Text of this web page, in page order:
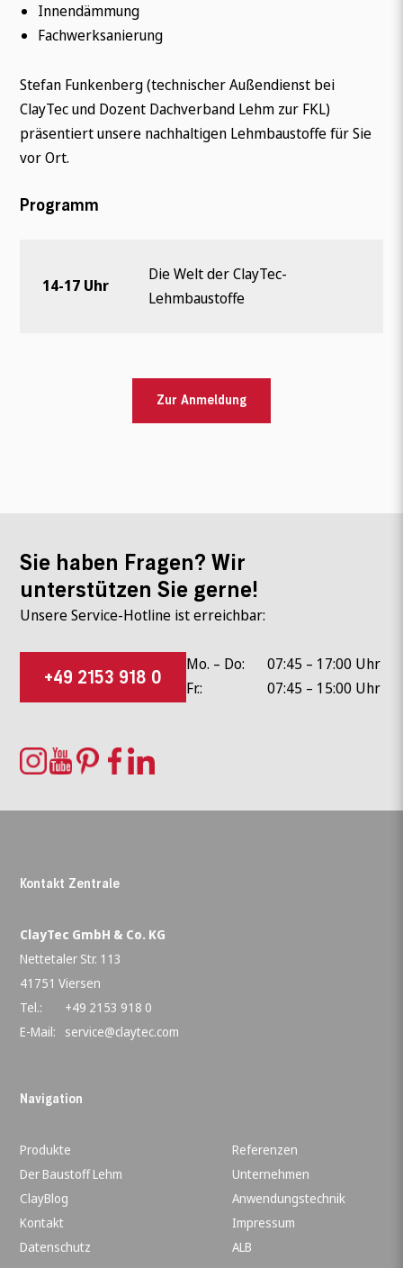
Innendämmung
Fachwerksanierung
Stefan Funkenberg (technischer Außendienst bei
ClayTec und Dozent Dachverband Lehm zur FKL)
präsentiert unsere nachhaltigen Lehmbaustoffe für Sie
vor Ort.
Programm
14-17 Uhr
Die Welt der ClayTec-
Lehmbaustoffe
Zur Anmeldung
Sie haben Fragen? Wir
unterstützen Sie gerne!
Unsere Service-Hotline ist erreichbar:
+49 2153 918 0
Mo. – Do:
07:45 – 17:00 Uhr
Fr.:
07:45 – 15:00 Uhr
Kontakt Zentrale
ClayTec GmbH & Co. KG
Nettetaler Str. 113
41751 Viersen
Tel.:
+49 2153 918 0
E-Mail:
service@claytec.com
Navigation
Produkte
Referenzen
Der Baustoff Lehm
Unternehmen
ClayBlog
Anwendungstechnik
Kontakt
Impressum
Datenschutz
ALB